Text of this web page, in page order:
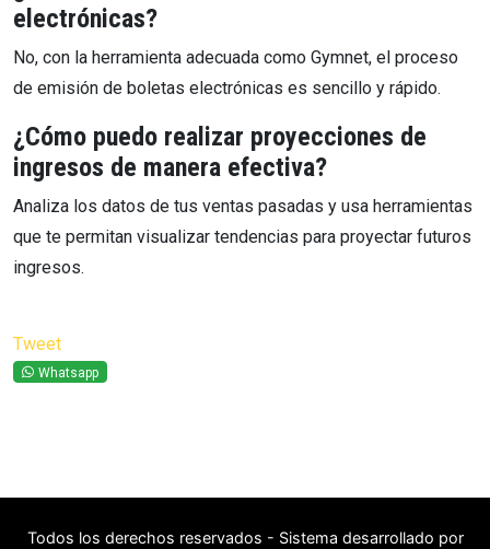
electrónicas?
No, con la herramienta adecuada como Gymnet, el proceso
de emisión de boletas electrónicas es sencillo y rápido.
¿Cómo puedo realizar proyecciones de
ingresos de manera efectiva?
Analiza los datos de tus ventas pasadas y usa herramientas
que te permitan visualizar tendencias para proyectar futuros
ingresos.
Tweet
Whatsapp
Todos los derechos reservados - Sistema desarrollado por